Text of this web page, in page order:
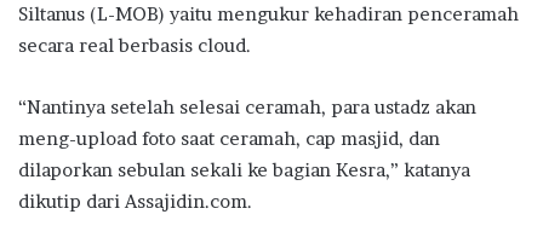
Siltanus (L-MOB) yaitu mengukur kehadiran penceramah
secara real berbasis cloud.
“Nantinya setelah selesai ceramah, para ustadz akan
meng-upload foto saat ceramah, cap masjid, dan
dilaporkan sebulan sekali ke bagian Kesra,” katanya
dikutip dari Assajidin.com.